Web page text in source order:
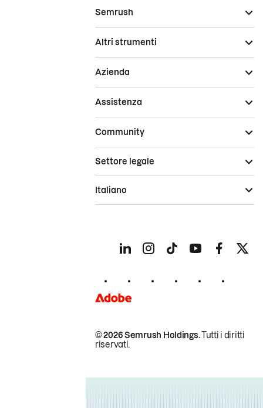
Semrush
Altri strumenti
Azienda
Assistenza
Community
© 2026 Semrush Holdings.Tutti i diritti
riservati.
Settore legale
Italiano